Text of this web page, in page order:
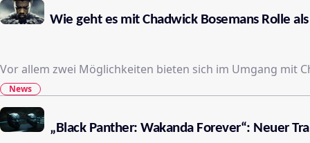
Wie geht es mit Chadwick Bosemans Rolle
Vor allem zwei Möglichkeiten bieten sich im Umgang mit
News
„Black Panther: Wakanda Forever“: Neuer